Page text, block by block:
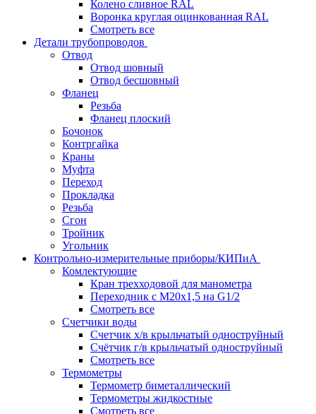
Колено сливное RAL
Воронка круглая оцинкованная RAL
Смотреть все
Детали трубопроводов
Отвод
Отвод шовный
Отвод бесшовный
Фланец
Резьба
Фланец плоский
Бочонок
Контргайка
Краны
Муфта
Переход
Прокладка
Резьба
Сгон
Тройник
Угольник
Контрольно-измерительные приборы/КИПиА
Комлектующие
Кран трехходовой для манометра
Переходник с М20х1,5 на G1/2
Смотреть все
Счетчики воды
Счетчик х/в крыльчатый одноструйный
Счётчик г/в крыльчатый одноструйный
Смотреть все
Термометры
Термометр биметаллический
Термометры жидкостные
Смотреть все